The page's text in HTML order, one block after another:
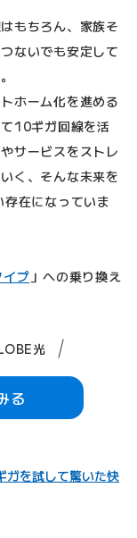
もちろん、家族そ
ないでも安定して
ホーム化を進める
10ギガ回線を活
サービスをストレ
く、そんな未来を
在になっていま
プ 」への乗り換え
光
る
ガを試して驚いた快